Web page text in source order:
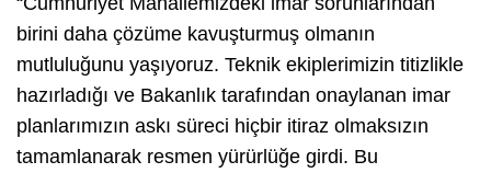
birini daha çözüme kavuşturmuş olmanın
mutluluğunu yaşıyoruz. Teknik ekiplerimizin titizlikle
hazırladığı ve Bakanlık tarafından onaylanan imar
planlarımızın askı süreci hiçbir itiraz olmaksızın
tamamlanarak resmen yürürlüğe girdi. Bu